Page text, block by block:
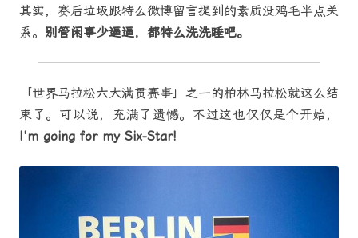
其实，赛后垃圾跟特么微博留言提到的素质没鸡毛半点关
系。 别管闲事少逼逼，都特么洗洗睡吧。
「世界马拉松六大满贯赛事」之一的柏林马拉松就这么结
束了。可以说，充满了遗憾。不过这也仅仅是个开始，
I'm going for my Six-Star!